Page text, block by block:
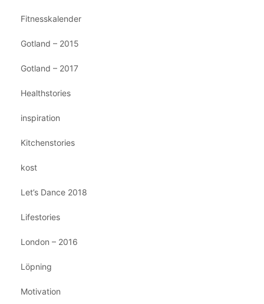
Fitnesskalender
Gotland – 2015
Gotland – 2017
Healthstories
inspiration
Kitchenstories
kost
Let’s Dance 2018
Lifestories
London – 2016
Löpning
Motivation